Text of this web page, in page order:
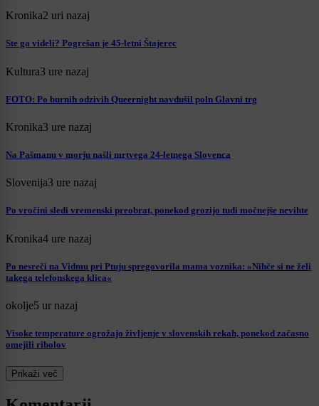
Kronika2 uri nazaj
Ste ga videli? Pogrešan je 45-letni Štajerec
Kultura3 ure nazaj
FOTO: Po burnih odzivih Queernight navdušil poln Glavni trg
Kronika3 ure nazaj
Na Pašmanu v morju našli mrtvega 24-letnega Slovenca
Slovenija3 ure nazaj
Po vročini sledi vremenski preobrat, ponekod grozijo tudi močnejše nevihte
Kronika4 ure nazaj
Po nesreči na Vidmu pri Ptuju spregovorila mama voznika: »Nihče si ne želi
takega telefonskega klica«
okolje5 ur nazaj
Visoke temperature ogrožajo življenje v slovenskih rekah, ponekod začasno
omejili ribolov
Prikaži več